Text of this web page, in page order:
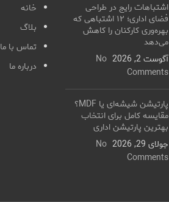
اشتباهات رایج در طراحی
فضای اداری؛ ۱۲ اشتباهی که
بهره‌وری کارکنان را کاهش
می‌دهد
آگوست 2, 2026
No
Comments
پارتیشن شیشه‌ای یا MDF؟
مقایسه کامل برای انتخاب
بهترین پارتیشن اداری
جولای 29, 2026
No
Comments
خانه
بلاگ
تماس با ما
درباره ما